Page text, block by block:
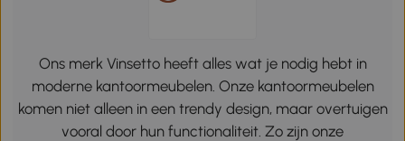
Ons merk Vinsetto heeft alles wat je nodig hebt in
moderne kantoormeubelen. Onze kantoormeubelen
komen niet alleen in een trendy design, maar overtuigen
vooral door hun functionaliteit. Zo zijn onze